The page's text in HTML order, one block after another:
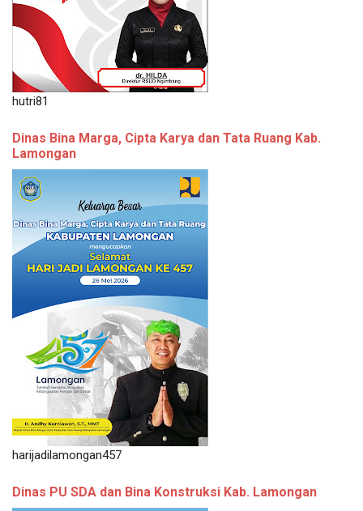
hutri81
Dinas Bina Marga, Cipta Karya dan Tata Ruang Kab.
Lamongan
harijadilamongan457
Dinas PU SDA dan Bina Konstruksi Kab. Lamongan